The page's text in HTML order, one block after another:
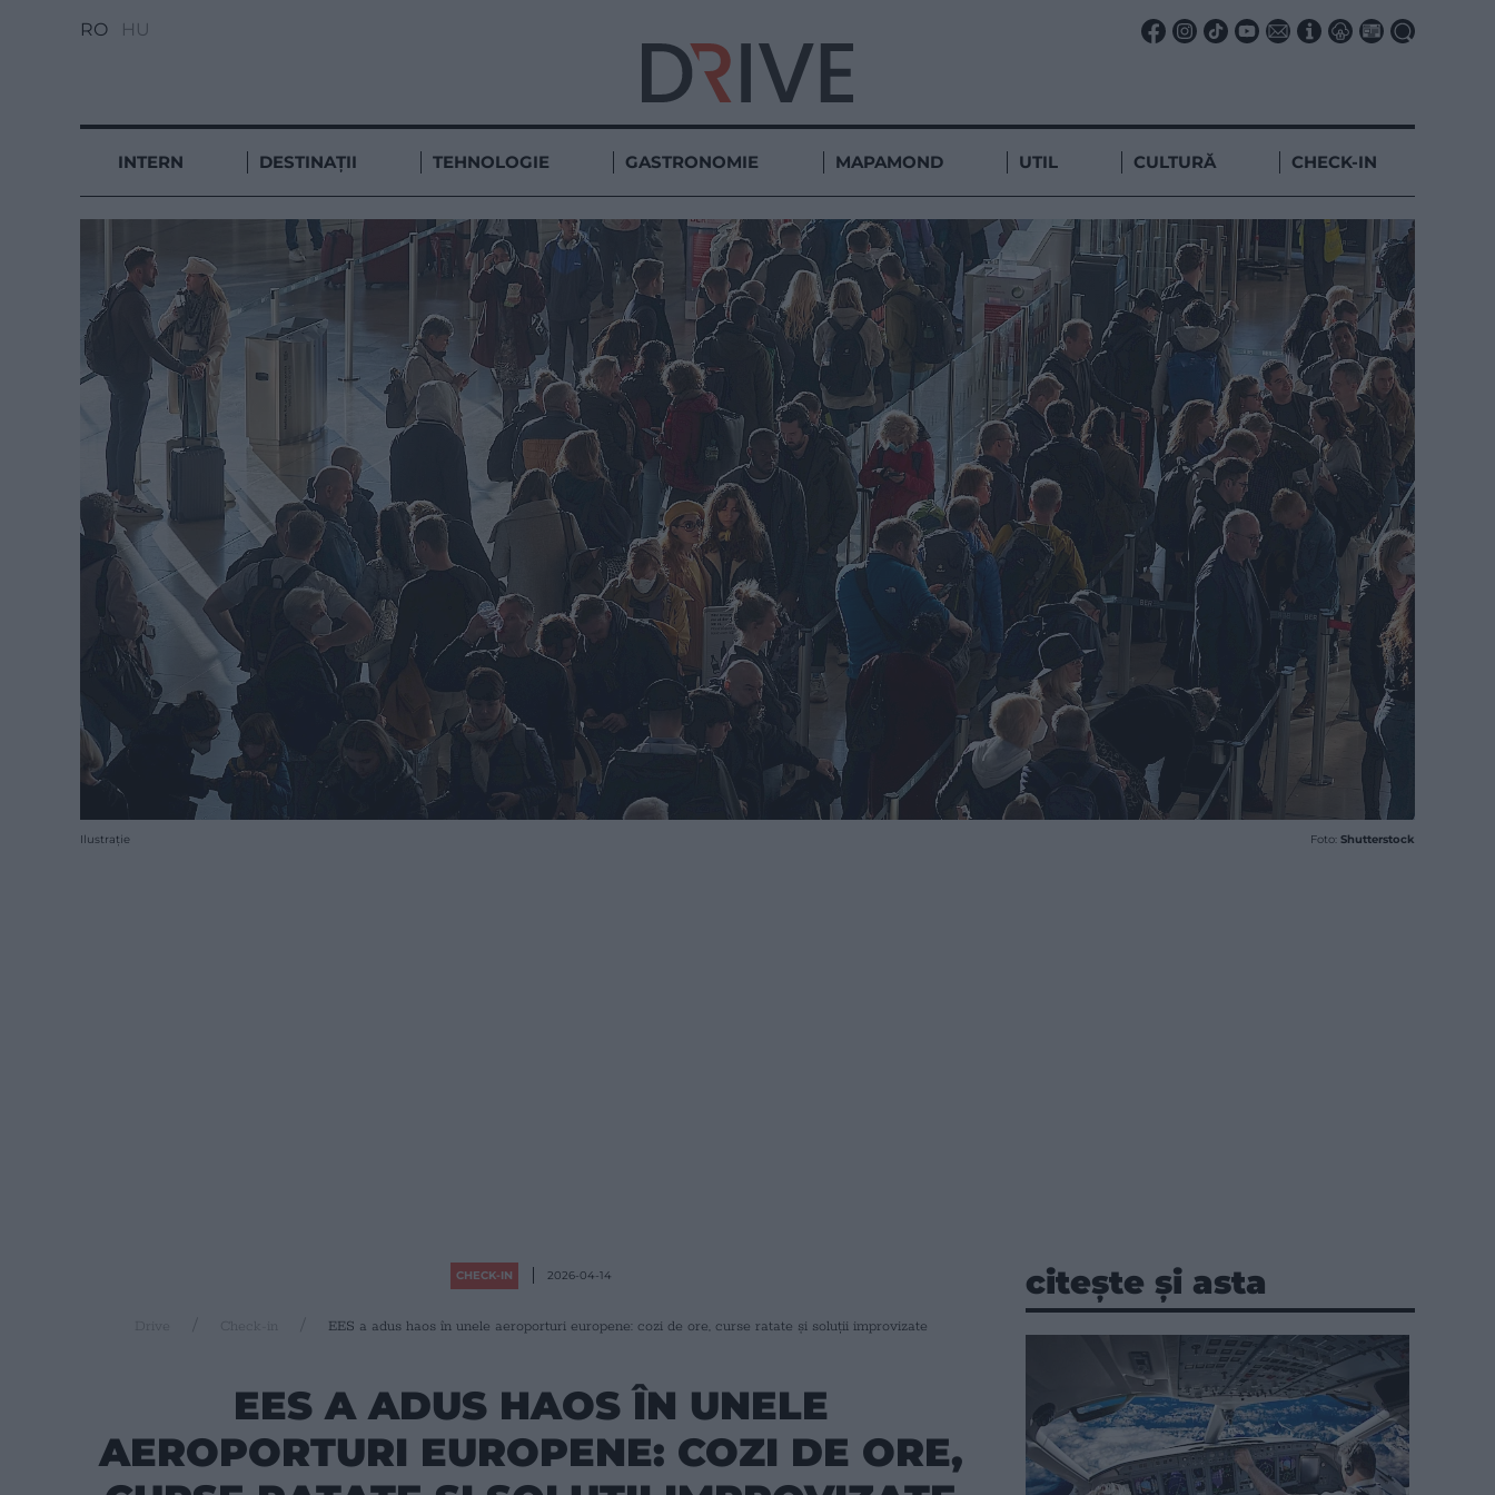
RO HU
INTERN DESTINAȚII TEHNOLOGIE GASTRONOMIE MAPAMOND UTIL CULTURĂ CHECK-IN
Ilustrație Foto: Shutterstock
CHECK-IN 2026-04-14
Drive EES a adus haos în unele aeroporturi europene: cozi de ore, curse ratate și soluții improvizate
EES A ADUS HAOS ÎN UNELE
AEROPORTURI EUROPENE: COZI DE ORE,
citește și asta